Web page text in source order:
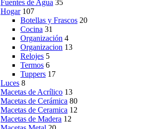
Fuentes de Agua 35
Hogar 107
Botellas y Frascos 20
Cocina 31
Organización 4
Organizacion 13
Relojes 5
Termos 6
Tuppers 17
Luces 8
Macetas de Acrílico 13
Macetas de Cerámica 80
Macetas de Ceramica 12
Macetas de Madera 12